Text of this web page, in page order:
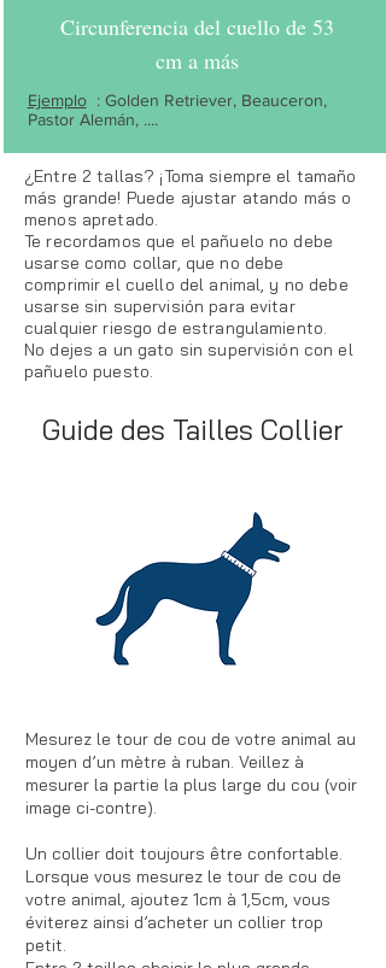
Circunferencia del cuello de 53
cm a más
Ejemplo: Golden Retriever, Beauceron,
Pastor Alemán, ....
¿Entre 2 tallas? ¡Toma siempre el tamaño
más grande! Puede ajustar atando más o
menos apretado.
Te recordamos que el pañuelo no debe
usarse como collar, que no debe
comprimir el cuello del animal, y no debe
usarse sin supervisión para evitar
cualquier riesgo de estrangulamiento.
No dejes a un gato sin supervisión con el
pañuelo puesto.
Guide des Tailles Collier
Mesurez le tour de cou de votre animal au
moyen d’un mètre à ruban. Veillez à
mesurer la partie la plus large du cou (voir
image ci-contre).
Un collier doit toujours être confortable.
Lorsque vous mesurez le tour de cou de
votre animal, ajoutez 1cm à 1,5cm, vous
éviterez ainsi d’acheter un collier trop
petit.